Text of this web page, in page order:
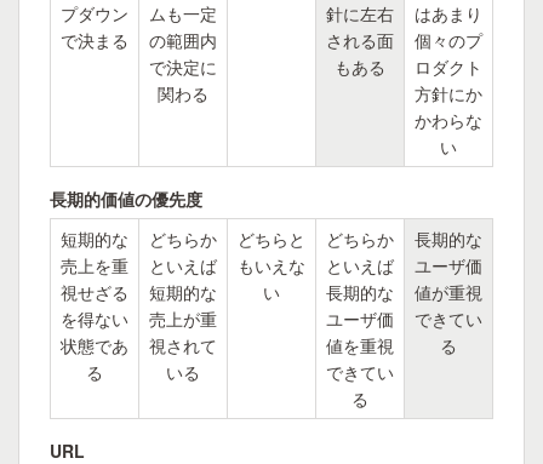
プダウン
で決まる
ムも一定
の範囲内
で決定に
関わる
針に左右
される面
もある
はあまり
個々のプ
ロダクト
方針にか
かわらな
い
長期的価値の優先度
短期的な
売上を重
視せざる
を得ない
状態であ
る
どちらか
といえば
短期的な
売上が重
視されて
いる
どちらと
もいえな
い
どちらか
といえば
長期的な
ユーザ価
値を重視
できてい
る
長期的な
ユーザ価
値が重視
できてい
る
URL